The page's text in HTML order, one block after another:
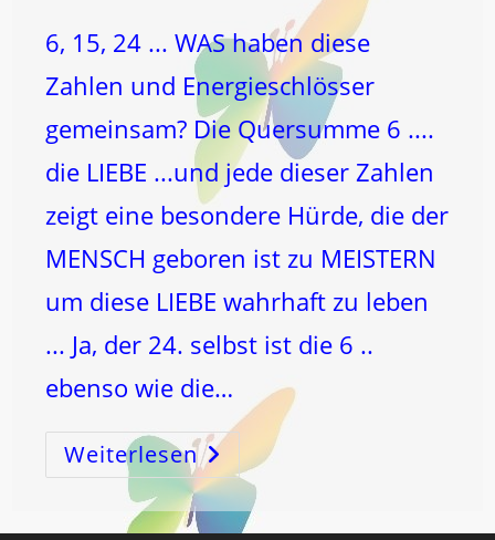
6, 15, 24 ... WAS haben diese
Zahlen und Energieschlösser
gemeinsam? Die Quersumme 6 ....
die LIEBE ...und jede dieser Zahlen
zeigt eine besondere Hürde, die der
MENSCH geboren ist zu MEISTERN
um diese LIEBE wahrhaft zu leben
... Ja, der 24. selbst ist die 6 ..
ebenso wie die…
Weiterlesen6,
15,
24
…
WAS
Haben